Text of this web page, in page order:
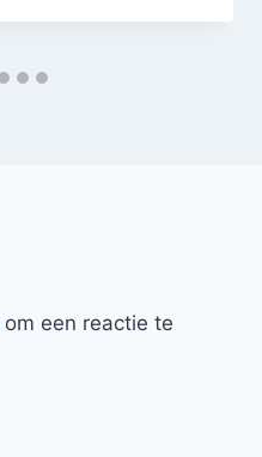
om een reactie te